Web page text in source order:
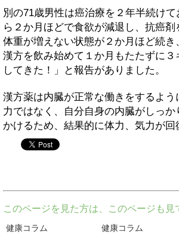
別の71歳男性は癌治療を２年半続け
ら２か月ほどで食欲が減退し、抗癌
体重が増えない状態が２か月ほど続
漢方を飲み始めて１か月もたたずに
してきた！」と報告がありました。
漢方薬は内臓が正常な働きをするよ
力ではなく、自分自身の内臓がしっ
かけるため、結果的に体力、気力が回
このページを見た方は、このページも見
健康コラム 健康コラム